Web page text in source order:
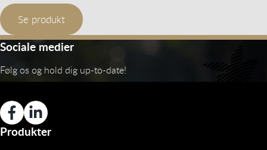
Se produkt
Sociale medier
Følg os og hold dig up-to-date!
Produkter